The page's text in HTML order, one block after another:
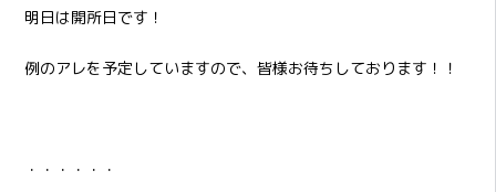
明日は開所日です！
例のアレを予定していますので、皆様お待ちしております！！
・・・・・・